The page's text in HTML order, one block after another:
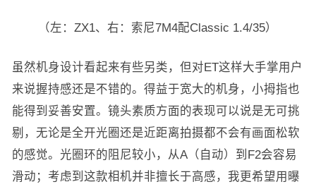
（左：ZX1、右：索尼7M4配Classic 1.4/35）
虽然机身设计看起来有些另类，但对ET这样大手掌用户
来说握持感还是不错的。得益于宽大的机身，小拇指也
能得到妥善安置。镜头素质方面的表现可以说是无可挑
剔，无论是全开光圈还是近距离拍摄都不会有画面松软
的感觉。光圈环的阻尼较小，从A（自动）到F2会容易
滑动；考虑到这款相机并非擅长于高感，我更希望用曝